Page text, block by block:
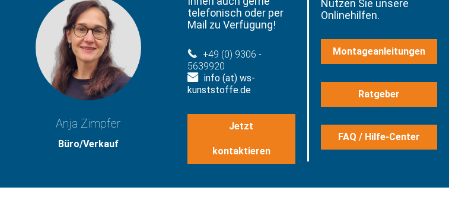
Anja Zimpfer
Büro/Verkauf
telefonisch oder per
Mail zu Verfügung!
+49 (0) 9306 -
5639920
info (at) ws-
kunststoffe.de
Jetzt
kontaktieren
Nutzen Sie unsere
Onlinehilfen.
Montageanleitungen
Ratgeber
FAQ / Hilfe-Center